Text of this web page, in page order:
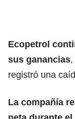
Ecopetrol
sus ganancias,
registró una
La compañía